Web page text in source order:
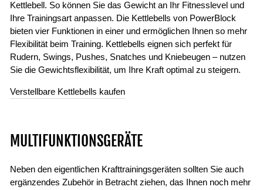
Kettlebell. So können Sie das Gewicht an Ihr Fitnesslevel und
Ihre Trainingsart anpassen. Die Kettlebells von PowerBlock
bieten vier Funktionen in einer und ermöglichen Ihnen so mehr
Flexibilität beim Training. Kettlebells eignen sich perfekt für
Rudern, Swings, Pushes, Snatches und Kniebeugen – nutzen
Sie die Gewichtsflexibilität, um Ihre Kraft optimal zu steigern.
Verstellbare Kettlebells kaufen
MULTIFUNKTIONSGERÄTE
Neben den eigentlichen Krafttrainingsgeräten sollten Sie auch
ergänzendes Zubehör in Betracht ziehen, das Ihnen noch mehr